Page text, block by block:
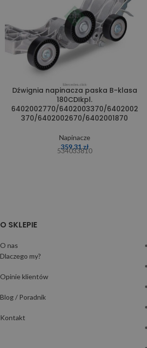
Dźwignia napinacza paska B-klasa
180CDIkpl.
6402002770/6402003370/6402002
370/6402002670/6402001870
Napinacze
359,31zł
534033810
O SKLEPIE
O nas
Dlaczego my?
Opinie klientów
Blog / Poradnik
Kontakt